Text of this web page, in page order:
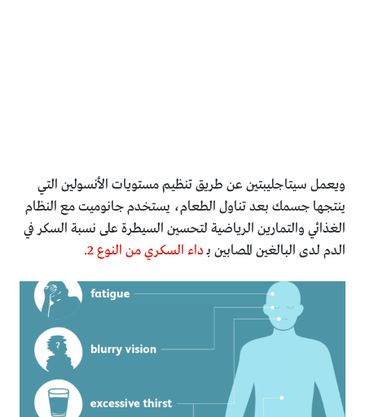
ويعمل سيتاجليبتين عن طريق تنظيم مستويات الأنسولين التي
ينتجها جسمك بعد تناول الطعام، يستخدم جانوميت مع النظام
الغذائي والتمارين الرياضية لتحسين السيطرة على نسبة السكر في
الدم لدى البالغين المصابين بـداء السكري من النوع 2.